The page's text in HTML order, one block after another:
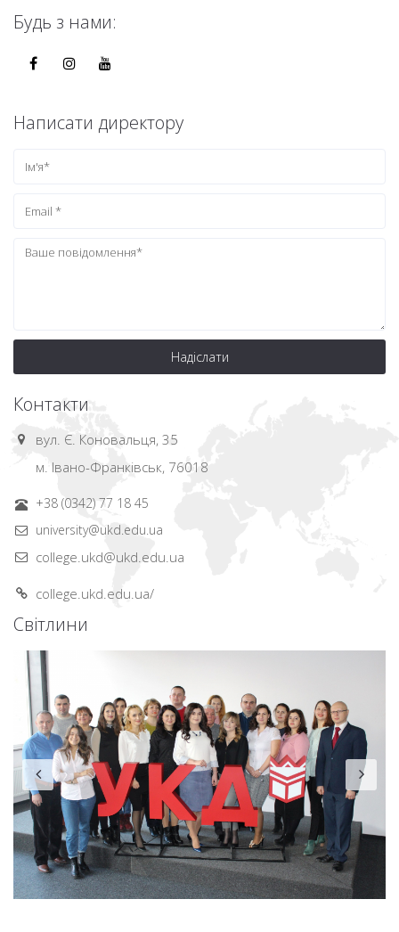
Будь з нами:
Написати директору
Надіслати
Контакти
вул. Є. Коновальця, 35
м. Івано-Франківськ, 76018
+38 (0342) 77 18 45
university@ukd.edu.ua
college.ukd@ukd.edu.ua
college.ukd.edu.ua/
Світлини